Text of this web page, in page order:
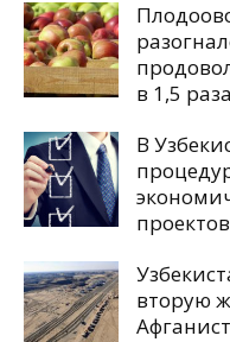
в 1,5 раза
В
проектов
вторую